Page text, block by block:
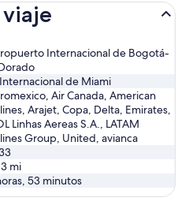
Internacional de Bogotá-
de Miami
Air Canada, American
Arajet, Copa, Delta, Emirates,
Linhas Aereas S.A., LATAM
Group, United, avianca
mi
53 minutos